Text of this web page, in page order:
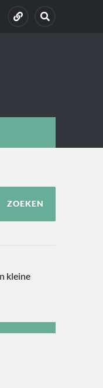
ZOEKEN
kleine